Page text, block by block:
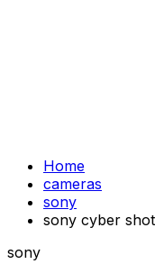
Home
cameras
sony
sony cyber
sony